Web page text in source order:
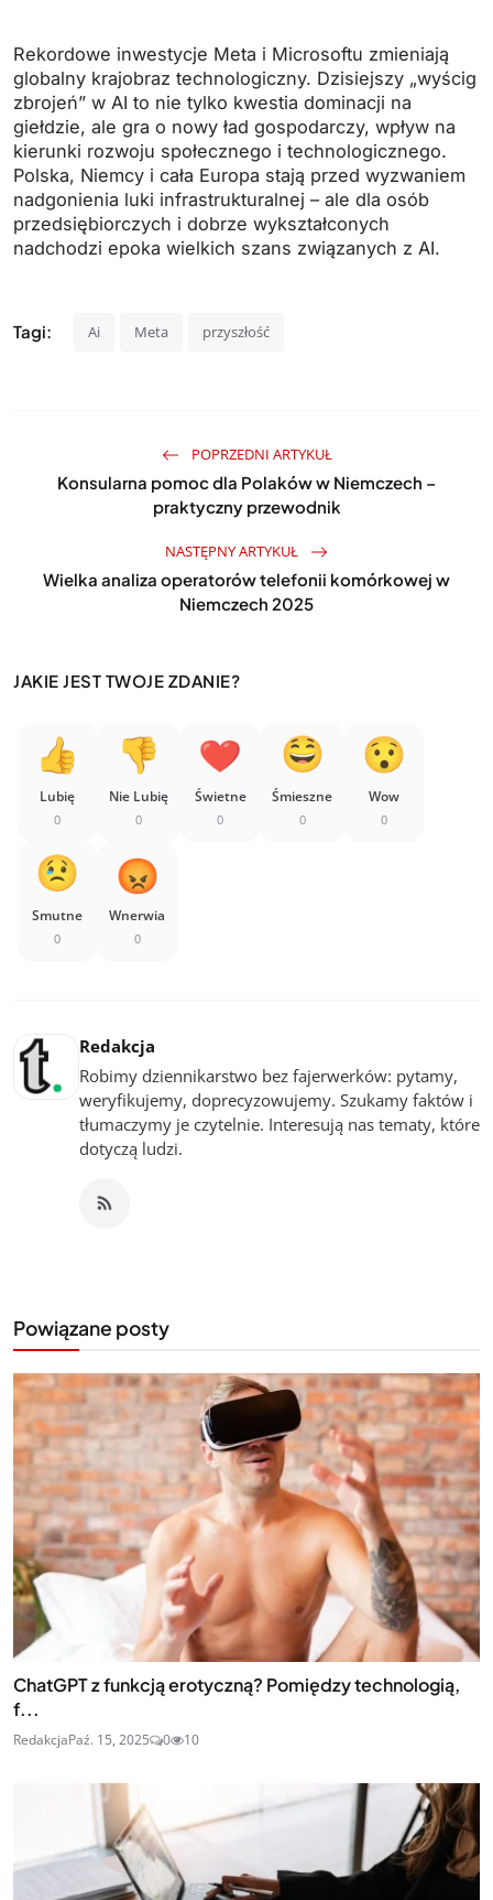
Rekordowe inwestycje Meta i Microsoftu zmieniają
globalny krajobraz technologiczny. Dzisiejszy „wyścig
zbrojeń” w AI to nie tylko kwestia dominacji na
giełdzie, ale gra o nowy ład gospodarczy, wpływ na
kierunki rozwoju społecznego i technologicznego.
Polska, Niemcy i cała Europa stają przed wyzwaniem
nadgonienia luki infrastrukturalnej – ale dla osób
przedsiębiorczych i dobrze wykształconych
nadchodzi epoka wielkich szans związanych z AI.
Tagi: Ai Meta przyszłość
POPRZEDNI ARTYKUŁ
Konsularna pomoc dla Polaków w Niemczech –
praktyczny przewodnik
NASTĘPNY ARTYKUŁ
Wielka analiza operatorów telefonii komórkowej w
Niemczech 2025
JAKIE JEST TWOJE ZDANIE?
Lubię
0
Nie Lubię
0
Świetne
0
Śmieszne
0
Wow
0
Smutne
0
Wnerwia
0
Redakcja
Robimy dziennikarstwo bez fajerwerków: pytamy,
weryfikujemy, doprecyzowujemy. Szukamy faktów i
tłumaczymy je czytelnie. Interesują nas tematy, które
dotyczą ludzi.
Powiązane posty
ChatGPT z funkcją erotyczną? Pomiędzy technologią,
f...
RedakcjaPaź. 15, 2025 0 10